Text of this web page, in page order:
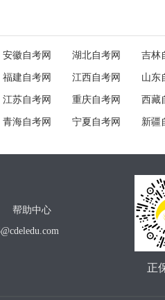
安徽自考网 湖北自考网 吉林
福建自考网 江西自考网 山东
江苏自考网 重庆自考网 西藏
青海自考网 宁夏自考网 新疆
帮助中心
正